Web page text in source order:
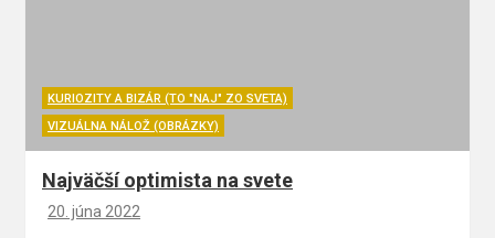
KURIOZITY A BIZÁR (TO "NAJ" ZO SVETA)
VIZUÁLNA NÁLOŽ (OBRÁZKY)
Najväčší optimista na svete
20. júna 2022